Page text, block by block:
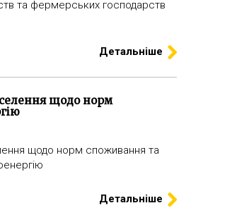
та фермерських господарств
Детальніше
щодо норм
щодо норм споживання та
Детальніше